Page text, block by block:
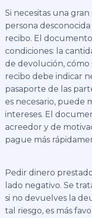
Si necesitas una
persona
recibo. El
condiciones: la
de devolución, cómo
recibo debe indicar
pasaporte de las
es necesario, puede
intereses. El
acreedor y de
pague más
Pedir dinero
lado negativo. Se
si no devuelves la
tal riesgo, es más